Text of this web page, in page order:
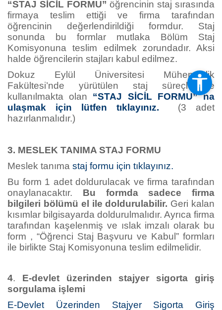
“STAJ SİCİL FORMU” öğrencinin staj sırasında
firmaya teslim ettiği ve firma tarafından
öğrencinin değerlendirildiği formdur. Staj
sonunda bu formlar mutlaka Bölüm Staj
Komisyonuna teslim edilmek zorundadır. Aksi
halde öğrencilerin stajları kabul edilmez.
Dokuz Eylül Üniversitesi Mühendislik
Fakültesi’nde yürütülen staj süreçlerinde
kullanılmakta olan “STAJ SİCİL FORMU” na
ulaşmak için lütfen tıklayınız.
(3 adet
hazırlanmalıdır.)
3. MESLEK TANIMA STAJ FORMU
Meslek tanıma staj formu için tıklayınız.
Bu form 1 adet doldurulacak ve firma tarafından
onaylanacaktır. Bu formda sadece firma
bilgileri bölümü el ile doldurulabilir. Geri kalan
kısımlar bilgisayarda doldurulmalıdır. Ayrıca firma
tarafından kaşelenmiş ve ıslak imzalı olarak bu
form , “Öğrenci Staj Başvuru ve Kabul” formları
ile birlikte Staj Komisyonuna teslim edilmelidir.
4. E-devlet üzerinden stajyer sigorta giriş
sorgulama işlemi
E-Devlet Üzerinden Stajyer Sigorta Giriş